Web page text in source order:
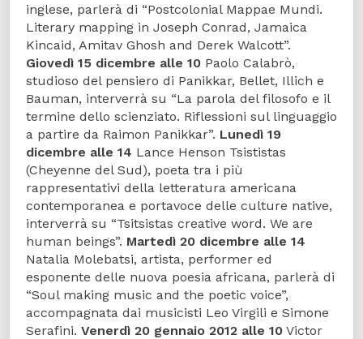
inglese, parlerà di “Postcolonial Mappae Mundi.
Literary mapping in Joseph Conrad, Jamaica
Kincaid, Amitav Ghosh and Derek Walcott”.
Giovedì 15 dicembre alle 10 Paolo Calabrò,
studioso del pensiero di Panikkar, Bellet, Illich e
Bauman, interverrà su “La parola del filosofo e il
termine dello scienziato. Riflessioni sul linguaggio
a partire da Raimon Panikkar”. Lunedì 19
dicembre alle 14 Lance Henson Tsististas
(Cheyenne del Sud), poeta tra i più
rappresentativi della letteratura americana
contemporanea e portavoce delle culture native,
interverrà su “Tsitsistas creative word. We are
human beings”. Martedì 20 dicembre alle 14
Natalia Molebatsi, artista, performer ed
esponente delle nuova poesia africana, parlerà di
“Soul making music and the poetic voice”,
accompagnata dai musicisti Leo Virgili e Simone
Serafini. Venerdì 20 gennaio 2012 alle 10 Victor